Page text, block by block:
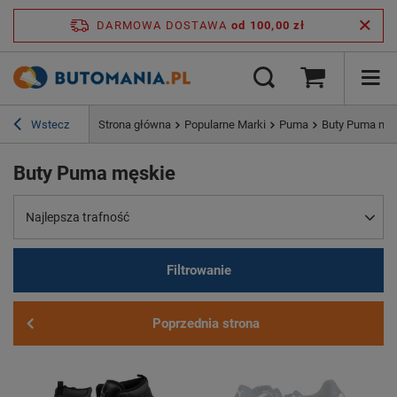
DARMOWA DOSTAWA od 100,00 zł
Wstecz Strona główna Popularne Marki Puma Buty Puma
Buty Puma męskie
Najlepsza trafność
Filtrowanie
Poprzednia strona